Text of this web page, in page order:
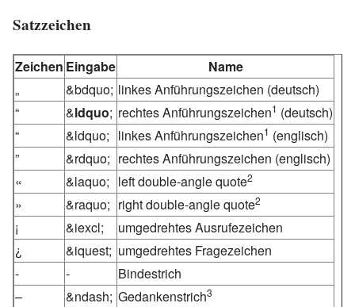
Satzzeichen
Zeichen Eingabe
Name
„
&bdquo; linkes Anführungszeichen (deutsch)
“
&ldquo; rechtes Anführungszeichen1 (deutsch)
“
&ldquo; linkes Anführungszeichen1 (englisch)
”
&rdquo; rechtes Anführungszeichen (englisch)
«
&laquo; left double-angle quote2
» &raquo; right double-angle quote2
¡ &iexcl;
umgedrehtes Ausrufezeichen
¿
&iquest; umgedrehtes Fragezeichen
-
-
Bindestrich
–
&ndash; Gedankenstrich3